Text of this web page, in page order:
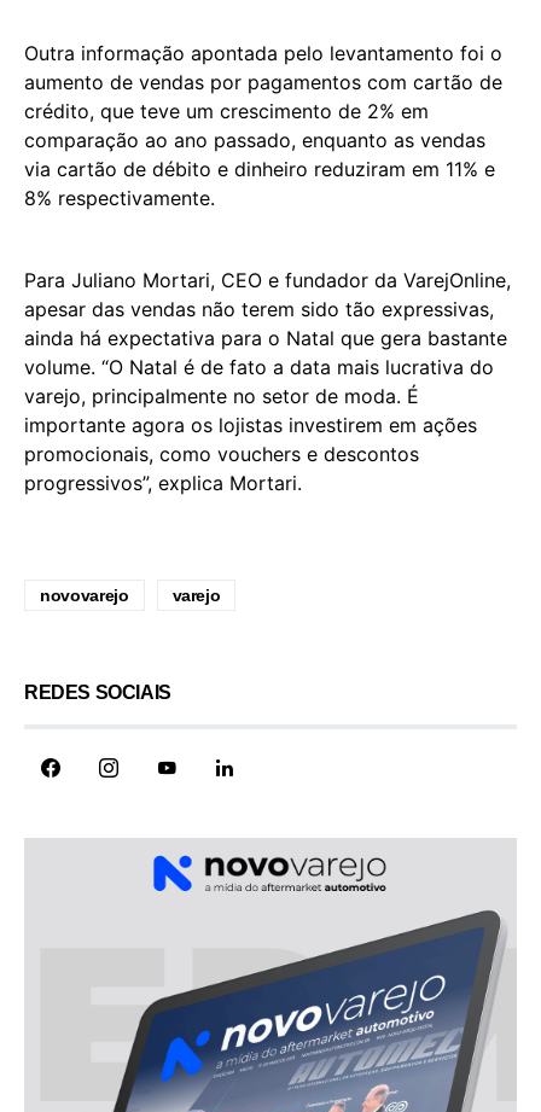
Outra informação apontada pelo levantamento foi o
aumento de vendas por pagamentos com cartão de
crédito, que teve um crescimento de 2% em
comparação ao ano passado, enquanto as vendas
via cartão de débito e dinheiro reduziram em 11% e
8% respectivamente.
Para Juliano Mortari, CEO e fundador da VarejOnline,
apesar das vendas não terem sido tão expressivas,
ainda há expectativa para o Natal que gera bastante
volume. “O Natal é de fato a data mais lucrativa do
varejo, principalmente no setor de moda. É
importante agora os lojistas investirem em ações
promocionais, como vouchers e descontos
progressivos”, explica Mortari.
novovarejo varejo
REDES SOCIAIS